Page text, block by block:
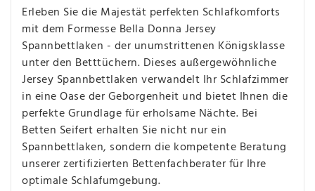
Erleben Sie die Majestät perfekten Schlafkomforts
mit dem Formesse Bella Donna Jersey
Spannbettlaken - der unumstrittenen Königsklasse
unter den Betttüchern. Dieses außergewöhnliche
Jersey Spannbettlaken verwandelt Ihr Schlafzimmer
in eine Oase der Geborgenheit und bietet Ihnen die
perfekte Grundlage für erholsame Nächte. Bei
Betten Seifert erhalten Sie nicht nur ein
Spannbettlaken, sondern die kompetente Beratung
unserer zertifizierten Bettenfachberater für Ihre
optimale Schlafumgebung.